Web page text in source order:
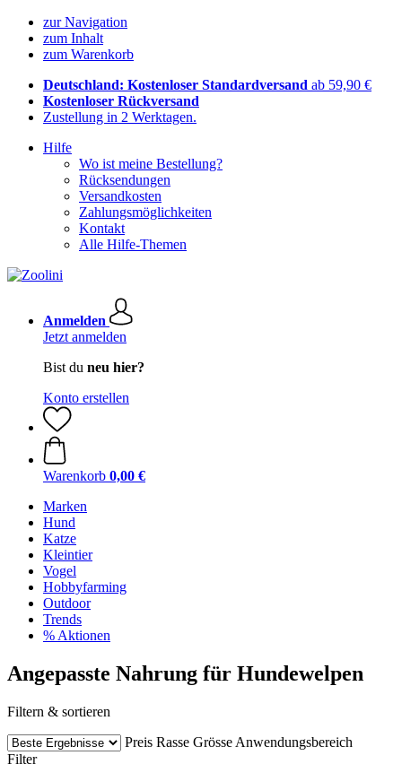
zur Navigation
zum Inhalt
zum Warenkorb
Deutschland: Kostenloser Standardversand ab 59,90 €
Kostenloser Rückversand
Zustellung in 2 Werktagen.
Hilfe
Wo ist meine Bestellung?
Rücksendungen
Versandkosten
Zahlungsmöglichkeiten
Kontakt
Alle Hilfe-Themen
Anmelden
Jetzt anmelden
Bist du neu hier?
Konto erstellen
Warenkorb 0,00 €
Marken
Hund
Katze
Kleintier
Vogel
Hobbyfarming
Outdoor
Trends
% Aktionen
Angepasste Nahrung für Hundewelpen
Filtern & sortieren
Preis Rasse Grösse Anwendungsbereich
Filter